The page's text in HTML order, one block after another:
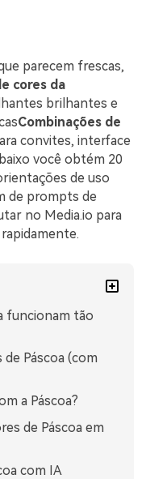
parecem frescas,
cores da
brilhantes e
Combinações de
convites, interface
você obtém 20
de uso
de prompts de
no Media.io para
funcionam tão
Páscoa (com
a Páscoa?
de Páscoa em
com IA